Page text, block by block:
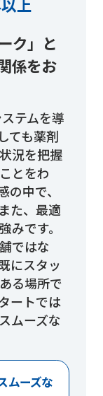
上
ク」と
係をお
テムを導
ても薬剤
況を把握
とをわ
中で、
た、最適
みです。
ではな
にスタッ
る場所で
ートでは
ムーズな
ムーズな